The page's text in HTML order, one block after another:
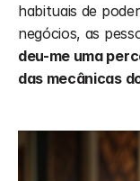
habituais de
negócios, as
deu-me uma
das mecânicas